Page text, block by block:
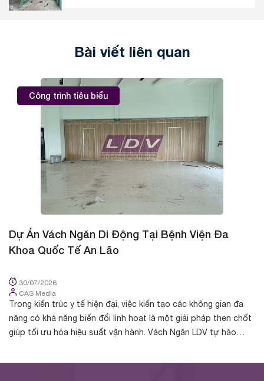
Bài viết liên quan
Công trình tiêu biểu
Dự Án Vách Ngăn Di Động Tại Bệnh Viện Đa
Khoa Quốc Tế An Lão
30/07/2026
CAS Media
Trong kiến trúc y tế hiện đại, việc kiến tạo các không gian đa
năng có khả năng biến đổi linh hoạt là một giải pháp then chốt
giúp tối ưu hóa hiệu suất vận hành. Vách Ngăn LDV tự hào